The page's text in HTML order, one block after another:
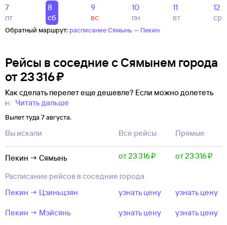
7
пт
8
сб
9
вс
10
пн
11
вт
12
ср
Обратный маршрут: расписание Сямынь — Пекин
Рейсы в соседние с Сямынем города
от 23 ⁠316 ⁠₽
Как сделать перелет еще дешевле? Если можно долететь
на Читать дальше
Вылет туда 7 августа.
Вы искали Все рейсы Прямые
Пекин → Сямынь от 23 ⁠316 ⁠₽ от 23 ⁠316 ⁠₽
Расписание рейсов в соседние города
Пекин → Цзиньцзян
узнать цену узнать цену
Пекин → Мэйсянь узнать цену узнать цену